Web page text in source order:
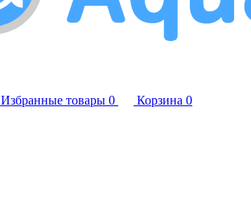
Избранные товары 0 Корзина 0